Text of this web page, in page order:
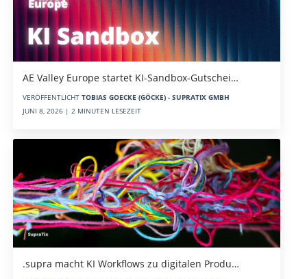
AE Valley Europe startet KI-Sandbox-Gutschei…
VERÖFFENTLICHT TOBIAS GOECKE (GÖCKE) - SUPRATIX GMBH
JUNI 8, 2026 | 2 MINUTEN LESEZEIT
.supra macht KI Workflows zu digitalen Produ…